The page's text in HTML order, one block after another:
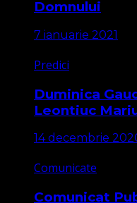
Domnului
7 ianuarie 2021
Predici
Duminica
Leontiuc
14 decembrie
Comunicate
Comunicat